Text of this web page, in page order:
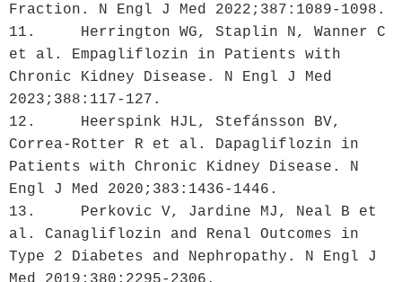
Fraction. N Engl J Med 2022;387:1089-1098.
11.	Herrington WG, Staplin N, Wanner C
et al. Empagliflozin in Patients with
Chronic Kidney Disease. N Engl J Med
2023;388:117-127.
12.	Heerspink HJL, Stefánsson BV,
Correa-Rotter R et al. Dapagliflozin in
Patients with Chronic Kidney Disease. N
Engl J Med 2020;383:1436-1446.
13.	Perkovic V, Jardine MJ, Neal B et
al. Canagliflozin and Renal Outcomes in
Type 2 Diabetes and Nephropathy. N Engl J